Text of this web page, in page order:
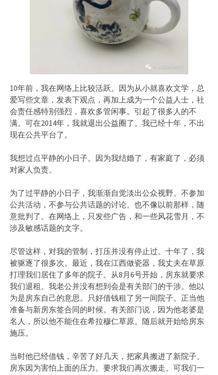
10年前，我在网络上比较活跃。因为从小就喜欢文学，总
爱写些文章，发表下观点，再加上成为一个公益人士，社
会责任感特别强烈，喜欢多管闲事。引起了很多人的不
满。可在2014年，我就退出公益圈了。我已经十年，不出
现在公共平台了。
我想过点平静的小日子。因为我结婚了，有家庭了，必须
对家人负责。
为了过平静的小日子，我渐渐自觉淡出公众视野。不参加
公共活动，不参与公共话题的讨论。也不像以前那样，随
意批判了。在网络上，只发些广告，和一些风花雪月，不
涉及敏感话题的文字。
尽管这样，对我的管制，打压并没有停止过。十年了，我
被驱逐了很多次。最近，我在江西做瓷器，我丈夫在草原
打理我们居住了多年的院子。从8月6号开始，房东就要求
我们退租。我老公并没有想到会是有关部门的干涉。他以
为是房东自己的意思。只好借钱租了另一间院子。正当他
准备与新房东签合同的时候。有关部门说，因为他老婆是
名人，所以他不能住在希拉穆仁草原。随后就开始给房东
施压。
当时他已经借钱，辛苦了好几天，把家具搬进了新院子。
房东因为害怕上面的压力。要求我们再次搬走。可我们一